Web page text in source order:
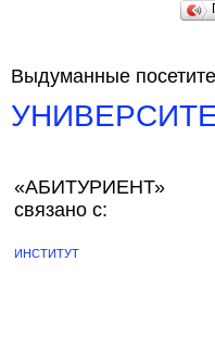
Выдуманные
«АБИТУРИЕНТ»
связано с:
ИНСТИТУТ